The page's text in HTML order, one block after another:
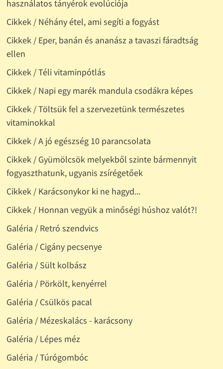
használatos tányérok evolúciója
Cikkek / Néhány étel, ami segíti a fogyást
Cikkek / Eper, banán és ananász a tavaszi fáradtság
ellen
Cikkek / Téli vitaminpótlás
Cikkek / Napi egy marék mandula csodákra képes
Cikkek / Töltsük fel a szervezetünk természetes
vitaminokkal
Cikkek / A jó egészség 10 parancsolata
Cikkek / Gyümölcsök melyekből szinte bármennyit
fogyaszthatunk, ugyanis zsírégetőek
Cikkek / Karácsonykor ki ne hagyd...
Cikkek / Honnan vegyük a minőségi húshoz valót?!
Galéria / Retró szendvics
Galéria / Cigány pecsenye
Galéria / Sült kolbász
Galéria / Pörkölt, kenyérrel
Galéria / Csülkös pacal
Galéria / Mézeskalács - karácsony
Galéria / Lépes méz
Galéria / Túrógombóc